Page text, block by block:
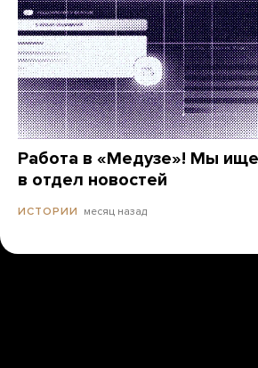
Работа в «Медузе»! Мы
в отдел новостей
ИСТОРИИ месяц назад